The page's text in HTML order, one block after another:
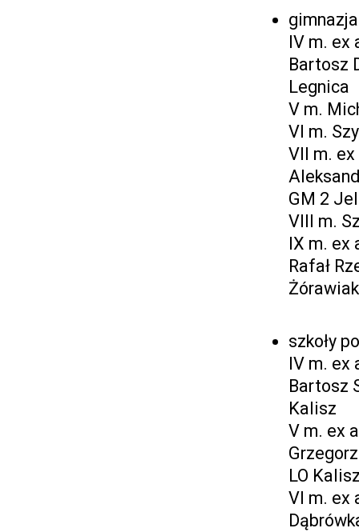
gimnazja
IV m. ex
Bartosz
Legnica
V m.
VI m.
VII m.
GM 2
VIII m.
IX m. ex
Rafał
szkoły
IV m. ex
Bartosz
Kalisz
V m. ex
LO
VI m. ex